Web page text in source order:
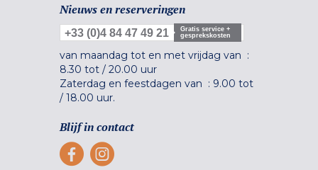
Nieuws en reserveringen
+33 (0)4 84 47 49 21
Gratis service +
gesprekskosten
van maandag tot en met vrijdag van :
8.30 tot / 20.00 uur
Zaterdag en feestdagen van : 9.00 tot
/ 18.00 uur.
Blijf in contact